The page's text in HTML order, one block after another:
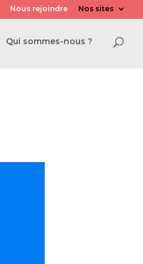
Nous rejoindre Nos sites
Qui sommes-nous ?